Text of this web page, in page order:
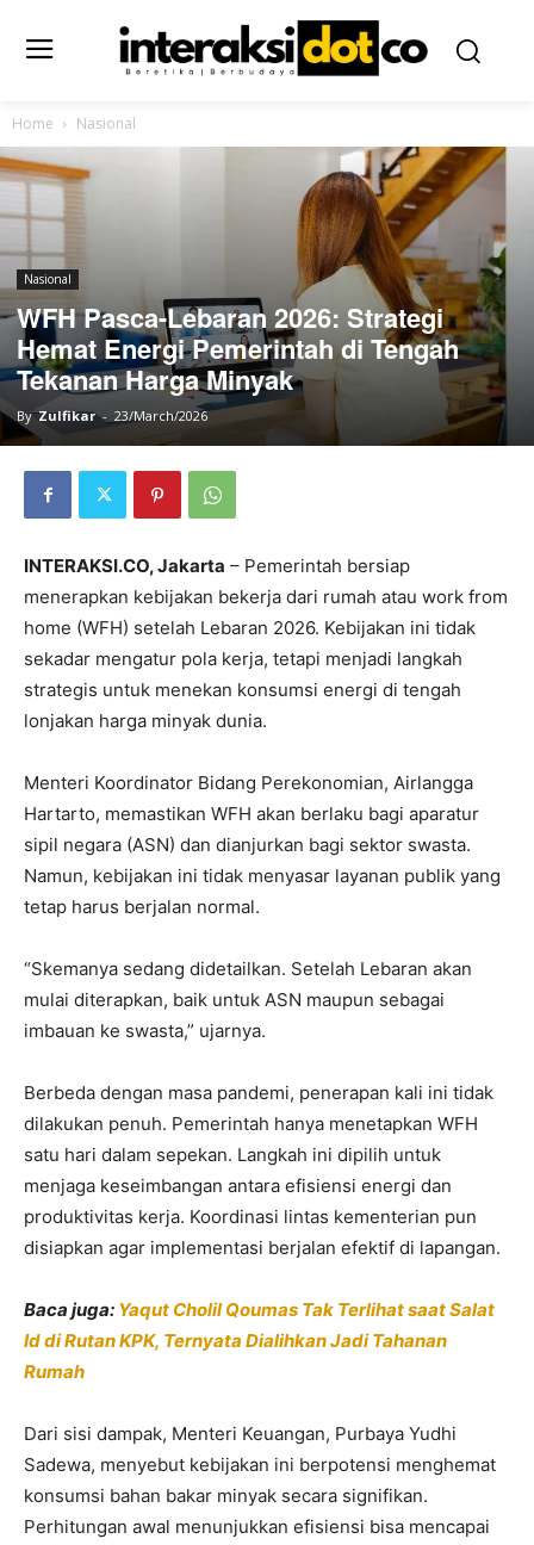
Home Nasional
Nasional
WFH Pasca-Lebaran 2026: Strategi
Hemat Energi Pemerintah di Tengah
Tekanan Harga Minyak
By Zulfikar - 23/March/2026
INTERAKSI.CO, Jakarta – Pemerintah bersiap
menerapkan kebijakan bekerja dari rumah atau work from
home (WFH) setelah Lebaran 2026. Kebijakan ini tidak
sekadar mengatur pola kerja, tetapi menjadi langkah
strategis untuk menekan konsumsi energi di tengah
lonjakan harga minyak dunia.
Menteri Koordinator Bidang Perekonomian, Airlangga
Hartarto, memastikan WFH akan berlaku bagi aparatur
sipil negara (ASN) dan dianjurkan bagi sektor swasta.
Namun, kebijakan ini tidak menyasar layanan publik yang
tetap harus berjalan normal.
“Skemanya sedang didetailkan. Setelah Lebaran akan
mulai diterapkan, baik untuk ASN maupun sebagai
imbauan ke swasta,” ujarnya.
Berbeda dengan masa pandemi, penerapan kali ini tidak
dilakukan penuh. Pemerintah hanya menetapkan WFH
satu hari dalam sepekan. Langkah ini dipilih untuk
menjaga keseimbangan antara efisiensi energi dan
produktivitas kerja. Koordinasi lintas kementerian pun
disiapkan agar implementasi berjalan efektif di lapangan.
Baca juga: Yaqut Cholil Qoumas Tak Terlihat saat Salat
Id di Rutan KPK, Ternyata Dialihkan Jadi Tahanan
Rumah
Dari sisi dampak, Menteri Keuangan, Purbaya Yudhi
Sadewa, menyebut kebijakan ini berpotensi menghemat
konsumsi bahan bakar minyak secara signifikan.
Perhitungan awal menunjukkan efisiensi bisa mencapai